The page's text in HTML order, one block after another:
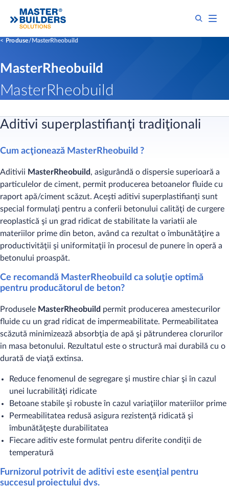
Produse MasterRheobuild
MasterRheobuild
MasterRheobuild
Aditivi superplastifianţi tradiţionali
Cum acţionează MasterRheobuild ?
Aditivii MasterRheobuild , asigurândă o dispersie superioară a
particulelor de ciment, permit producerea betoanelor fluide cu
raport apă/ciment scăzut. Aceşti aditivi superplastifianţi sunt
special formulaţi pentru a conferii betonului calităţi de curgere
reoplastică şi un grad ridicat de stabilitate la variatii ale
materiilor prime din beton, având ca rezultat o îmbunătăţire a
productivităţii şi uniformitaţii ȋn procesul de punere în operă a
betonului proaspăt.
Ce recomandă MasterRheobuild ca soluţie optimă
pentru producătorul de beton?
Produsele MasterRheobuild permit producerea amestecurilor
fluide cu un grad ridicat de impermeabilitate. Permeabilitatea
scăzută minimizează absorbţia de apă şi pătrunderea clorurilor
in masa betonului. Rezultatul este o structură mai durabilă cu o
durată de viaţă extinsa.
Reduce fenomenul de segregare şi mustire chiar şi în cazul
unei lucrabilităţi ridicate
Betoane stabile şi robuste în cazul variaţiilor materiilor prime
Permeabilitatea redusă asigura rezistenţă ridicată şi
îmbunătăţeşte durabilitatea
Fiecare aditiv este formulat pentru diferite condiţii de
temperatură
Furnizorul potrivit de aditivi este esenţial pentru
succesul proiectului dvs.